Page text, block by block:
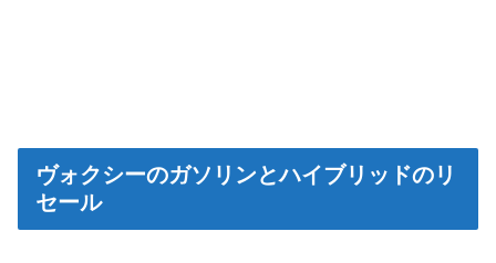
ヴォクシーのガソリンとハイブリッドのリ
セール